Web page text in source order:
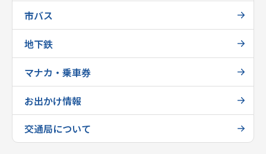
市バス
地下鉄
マナカ・乗車券
お出かけ情報
交通局について